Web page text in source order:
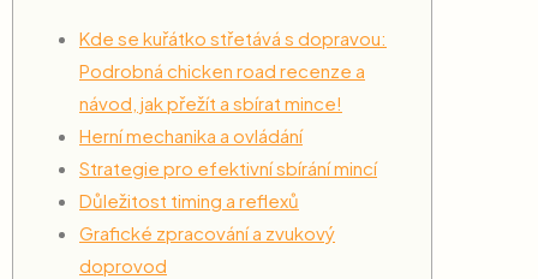
Kde se kuřátko střetává s dopravou:
Podrobná chicken road recenze a
návod, jak přežít a sbírat mince!
Herní mechanika a ovládání
Strategie pro efektivní sbírání mincí
Důležitost timing a reflexů
Grafické zpracování a zvukový
doprovod